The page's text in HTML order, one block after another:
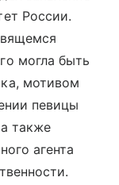
России.
могла быть
мотивом
певицы
также
агента